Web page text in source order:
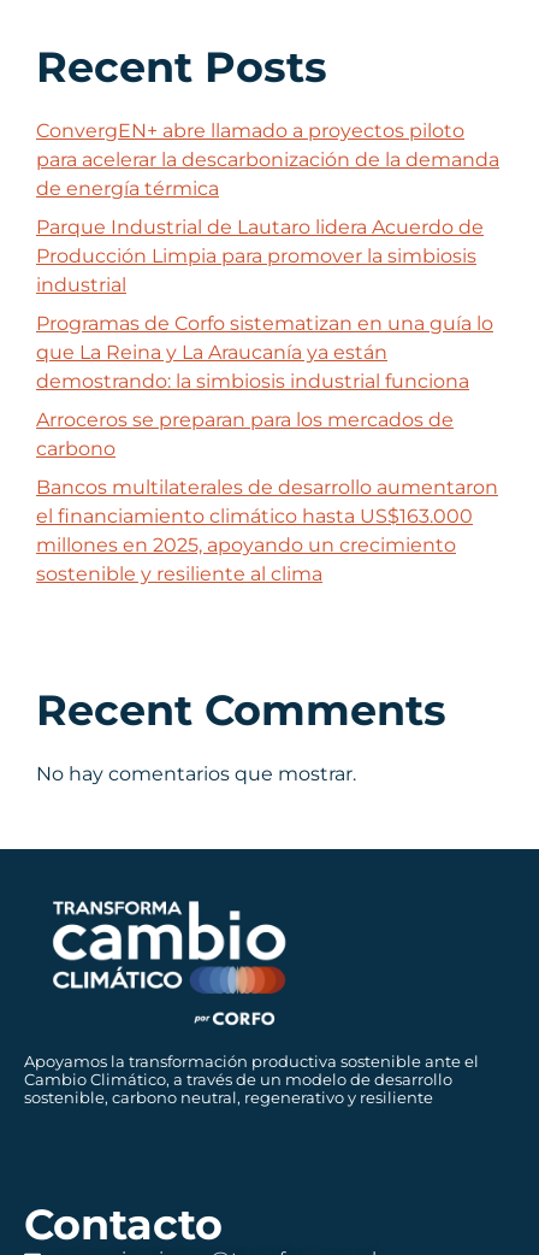
Recent Posts
ConvergEN+ abre llamado a proyectos piloto
para acelerar la descarbonización de la demanda
de energía térmica
Parque Industrial de Lautaro lidera Acuerdo de
Producción Limpia para promover la simbiosis
industrial
Programas de Corfo sistematizan en una guía lo
que La Reina y La Araucanía ya están
demostrando: la simbiosis industrial funciona
Arroceros se preparan para los mercados de
carbono
Bancos multilaterales de desarrollo aumentaron
el financiamiento climático hasta US$163.000
millones en 2025, apoyando un crecimiento
sostenible y resiliente al clima
Recent Comments
No hay comentarios que mostrar.
Apoyamos la transformación productiva sostenible ante el
Cambio Climático, a través de un modelo de desarrollo
sostenible, carbono neutral, regenerativo y resiliente
Contacto